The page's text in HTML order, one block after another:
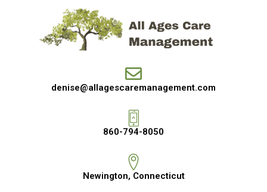
denise@allagescaremanagement.com
860-794-8050
Newington, Connecticut